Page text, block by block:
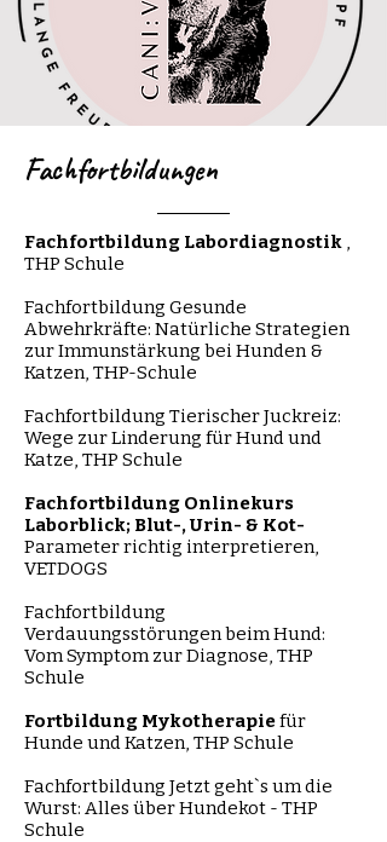
Fachfortbildungen
Fachfortbildung Labordiagnostik ,
THP Schule
Fachfortbildung Gesunde
Abwehrkräfte: Natürliche Strategien
zur Immunstärkung bei Hunden &
Katzen, THP-Schule
Fachfortbildung Tierischer Juckreiz:
Wege zur Linderung für Hund und
Katze, THP Schule
Fachfortbildung Onlinekurs
Laborblick; Blut-, Urin- & Kot-
Parameter richtig interpretieren,
VETDOGS
Fachfortbildung
Verdauungsstörungen beim Hund:
Vom Symptom zur Diagnose, THP
Schule
Fortbildung Mykotherapiefür
Hunde und Katzen, THP Schule
Fachfortbildung Jetzt geht`s um die
Wurst: Alles über Hundekot - THP
Schule